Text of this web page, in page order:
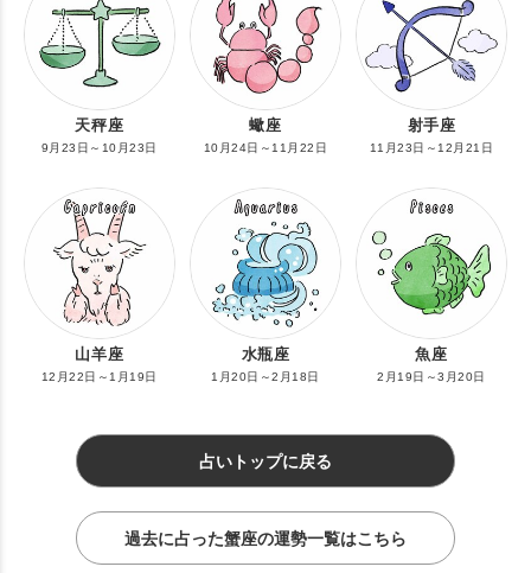
天秤座
9月23日～10月23日
蠍座
10月24日～11月22日
射手座
11月23日～12月21日
山羊座
12月22日～1月19日
水瓶座
1月20日～2月18日
魚座
2月19日～3月20日
占いトップに戻る
過去に占った蟹座の運勢一覧はこちら